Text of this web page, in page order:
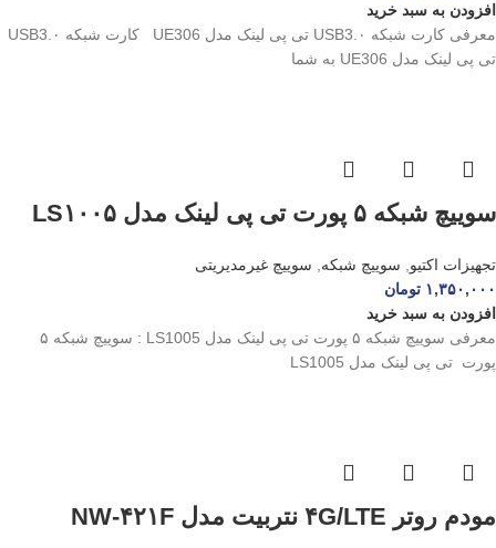
افزودن به سبد خرید
معرفی کارت شبکه USB3.۰ تی پی لینک مدل UE306 کارت شبکه USB3.۰
تی پی لینک مدل UE306 به شما
سوییچ شبکه ۵ پورت تی پی لینک مدل LS۱۰۰۵
تجهیزات اکتیو سوییچ شبکه
سوییچ غیرمدیریتی
۱,۳۵۰,۰۰۰ تومان
افزودن به سبد خرید
معرفی سوییچ شبکه ۵ پورت تی پی لینک مدل LS1005 : سوییچ شبکه ۵
پورت تی پی لینک مدل LS1005
مودم روتر ۴G/LTE نتربیت مدل NW-۴۲۱F